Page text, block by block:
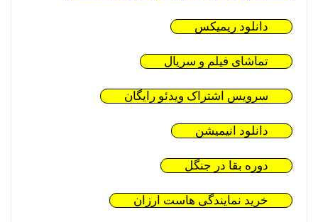
دانلود ریمیکس
تماشای فیلم و سریال
سرویس اشتراک ویدئو رایگان
دانلود انیمیشن
دوره بقا در جنگل
خرید نمایندگی هاست ارزان